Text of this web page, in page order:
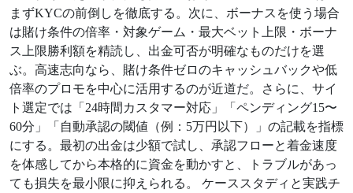
まずKYCの前倒しを徹底する。次に、ボーナスを使う場合
は賭け条件の倍率・対象ゲーム・最大ベット上限・ボーナ
ス上限勝利額を精読し、出金可否が明確なものだけを選
ぶ。高速志向なら、賭け条件ゼロのキャッシュバックや低
倍率のプロモを中心に活用するのが近道だ。さらに、サイ
ト選定では「24時間カスタマー対応」「ペンディング15〜
60分」「自動承認の閾値（例：5万円以下）」の記載を指標
にする。最初の出金は少額で試し、承認フローと着金速度
を体感してから本格的に資金を動かすと、トラブルがあっ
ても損失を最小限に抑えられる。 ケーススタディと実践チ